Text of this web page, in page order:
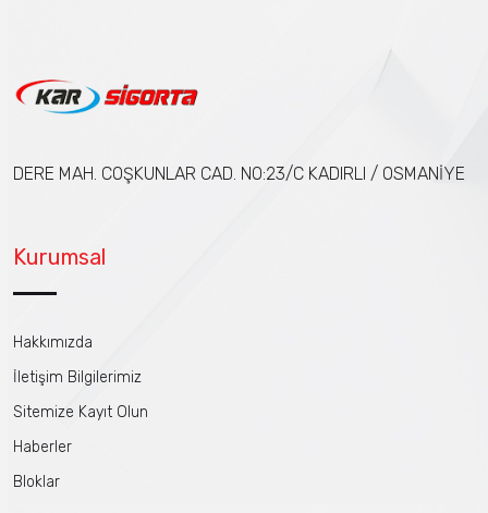
DERE MAH. COŞKUNLAR CAD. NO:23/C KADIRLI / OSMANİYE
Kurumsal
Hakkımızda
İletişim Bilgilerimiz
Sitemize Kayıt Olun
Haberler
Bloklar